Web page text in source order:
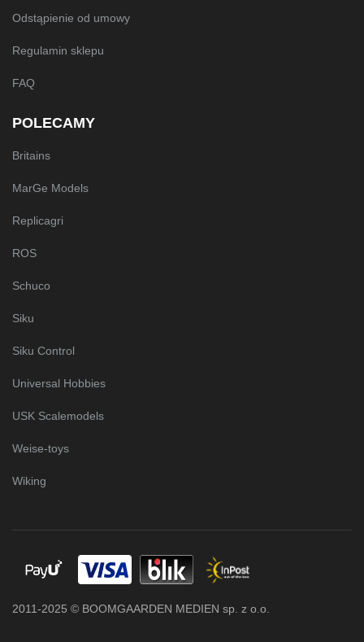
Odstąpienie od umowy
Regulamin sklepu
FAQ
POLECAMY
Britains
MarGe Models
Replicagri
ROS
Schuco
Siku
Siku Control
Universal Hobbies
USK Scalemodels
Weise-toys
Wiking
2011-2025 © BOOMGAARDEN MEDIEN sp. z o.o.